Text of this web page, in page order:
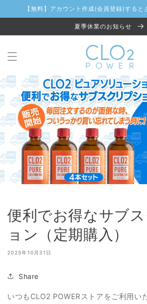
ンツに
進む
【無料】アカウント作成(会員登録)すると
夏季休業のお知らせ
便利でお得なサブ
ョン（定期購入）
2025年10月31日
Share
いつもCLO2 POWERストアをご利用い